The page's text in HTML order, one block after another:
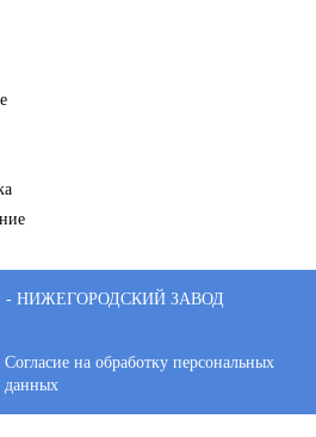
- НИЖЕГОРОДСКИЙ ЗАВОД
Согласие на обработку персональных
данных